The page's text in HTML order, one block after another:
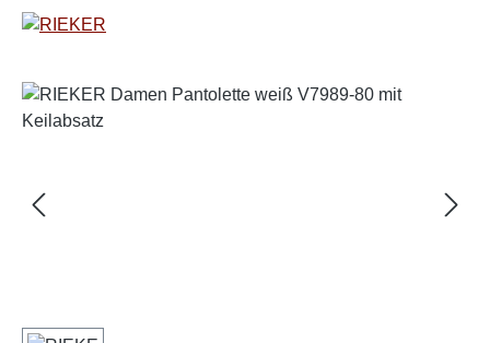
Bildergalerie überspringen